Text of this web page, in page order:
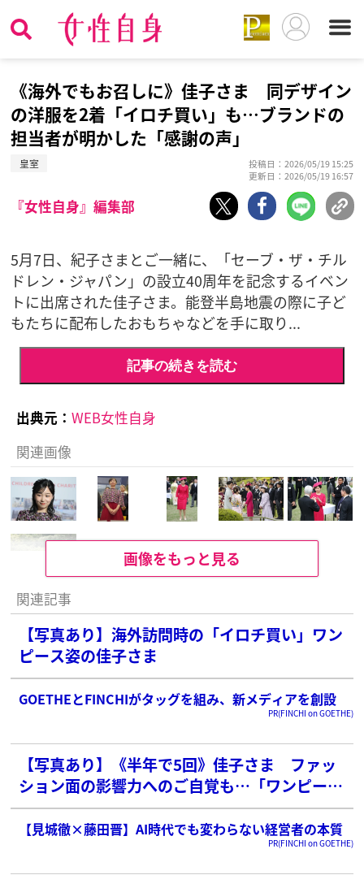
《海外でもお召しに》佳子さま 同デザイン
の洋服を2着「イロチ買い」も…ブランドの
担当者が明かした「感謝の声」
皇室
投稿日：2026/05/19 15:25
更新日：2026/05/19 16:57
『女性自身』編集部
5月7日、紀子さまとご一緒に、「セーブ・ザ・チル
ドレン・ジャパン」の設立40周年を記念するイベン
トに出席された佳子さま。能登半島地震の際に子ど
もたちに配布したおもちゃなどを手に取り...
記事の続きを読む
出典元： WEB女性自身
関連画像
画像をもっと見る
関連記事
【写真あり】海外訪問時の「イロチ買い」ワン
ピース姿の佳子さま
GOETHEとFINCHIがタッグを組み、新メディアを創設
PR(FINCHI on GOETHE)
【写真あり】《半年で5回》佳子さま ファッ
ション面の影響力へのご自覚も…「ワンピース
ご公務」が多い“深い理由”
【見城徹×藤田晋】AI時代でも変わらない経営者の本質
PR(FINCHI on GOETHE)